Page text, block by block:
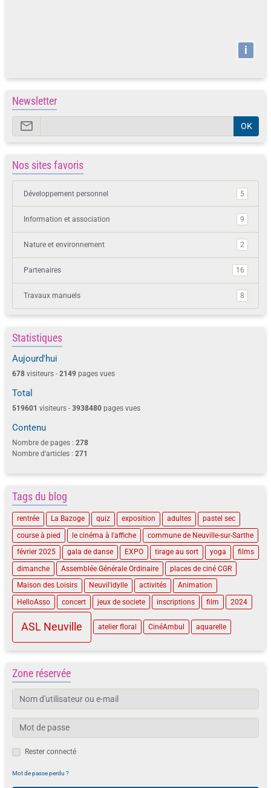
i
Newsletter
OK
Nos sites favoris
Développement personnel 5
Information et association 9
Nature et environnement 2
Partenaires 16
Travaux manuels 8
Statistiques
Aujourd'hui
678 visiteurs - 2149 pages vues
Total
519601 visiteurs - 3938480 pages vues
Contenu
Nombre de pages : 278
Nombre d'articles : 271
Tags du blog
rentrée La Bazoge quiz exposition adultes
pastel sec
course à pied
le cinéma à l'affiche
commune de Neuville-sur-Sarthe
février 2025
gala de danse EXPO tirage au sort yoga
films
dimanche
Assemblée Générale Ordinaire
places de ciné CGR
Maison des Loisirs
Neuvil'idylle activités
Animation
HelloAsso
concert jeux de societe inscriptions film 2024
ASL Neuville atelier floral CinéAmbul aquarelle
Zone réservée
Rester connecté
Mot de passe perdu ?